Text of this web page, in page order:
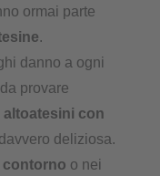
ormai parte
.
danno a ogni
provare
altoatesini con
deliziosa.
contorno o nei